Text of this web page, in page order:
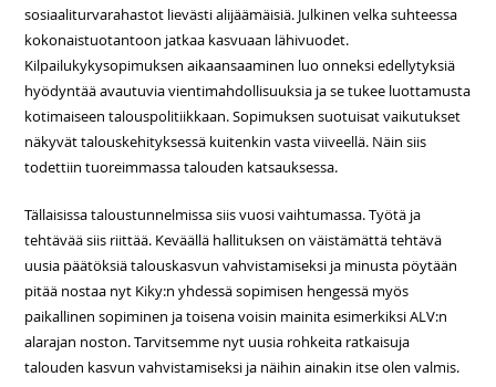
sosiaaliturvarahastot lievästi alijäämäisiä. Julkinen velka suhteessa
kokonaistuotantoon jatkaa kasvuaan lähivuodet.
Kilpailukykysopimuksen aikaansaaminen luo onneksi edellytyksiä
hyödyntää avautuvia vientimahdollisuuksia ja se tukee luottamusta
kotimaiseen talouspolitiikkaan. Sopimuksen suotuisat vaikutukset
näkyvät talouskehityksessä kuitenkin vasta viiveellä. Näin siis
todettiin tuoreimmassa talouden katsauksessa.
Tällaisissa taloustunnelmissa siis vuosi vaihtumassa. Työtä ja
tehtävää siis riittää. Keväällä hallituksen on väistämättä tehtävä
uusia päätöksiä talouskasvun vahvistamiseksi ja minusta pöytään
pitää nostaa nyt Kiky:n yhdessä sopimisen hengessä myös
paikallinen sopiminen ja toisena voisin mainita esimerkiksi ALV:n
alarajan noston. Tarvitsemme nyt uusia rohkeita ratkaisuja
talouden kasvun vahvistamiseksi ja näihin ainakin itse olen valmis.